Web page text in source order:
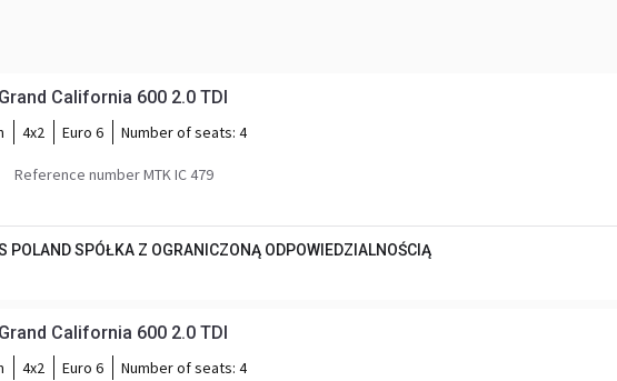
California 600 2.0 TDI
4x2 Euro 6 Number of seats: 4
Reference number MTK IC 479
POLAND SPÓŁKA Z OGRANICZONĄ ODPOWIEDZIALNOŚCIĄ
California 600 2.0 TDI
4x2 Euro 6 Number of seats: 4